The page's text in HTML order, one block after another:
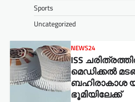
Sports
Uncategorized
NEWS24
ISS
മെഡിക്കൽ
ബഹിരാകാശ
ഭൂമിയിലേക്ക്